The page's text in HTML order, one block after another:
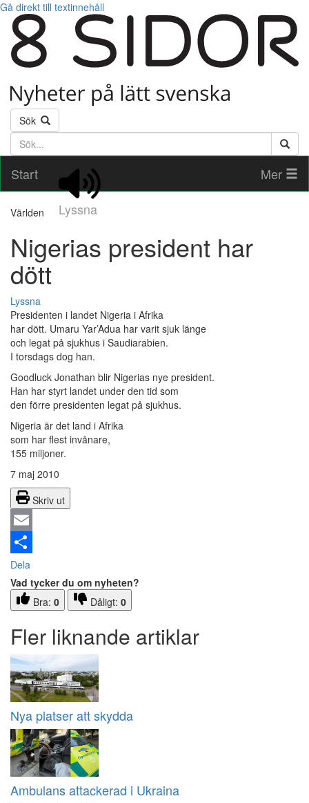
Gå direkt till textinnehåll
Sök
Söktext
Start
Lyssna
Mer
Världen
Nigerias president har
dött
Lyssna
Presidenten i landet Nigeria i Afrika
har dött. Umaru Yar’Adua har varit sjuk länge
och legat på sjukhus i Saudiarabien.
I torsdags dog han.
Goodluck Jonathan blir Nigerias nye president.
Han har styrt landet under den tid som
den förre presidenten legat på sjukhus.
Nigeria är det land i Afrika
som har flest invånare,
155 miljoner.
7 maj 2010
Skriv ut
Email
Dela
Vad tycker du om nyheten?
Bra: 0 Dåligt: 0
Fler liknande artiklar
Nya platser att skydda
Ambulans attackerad i Ukraina